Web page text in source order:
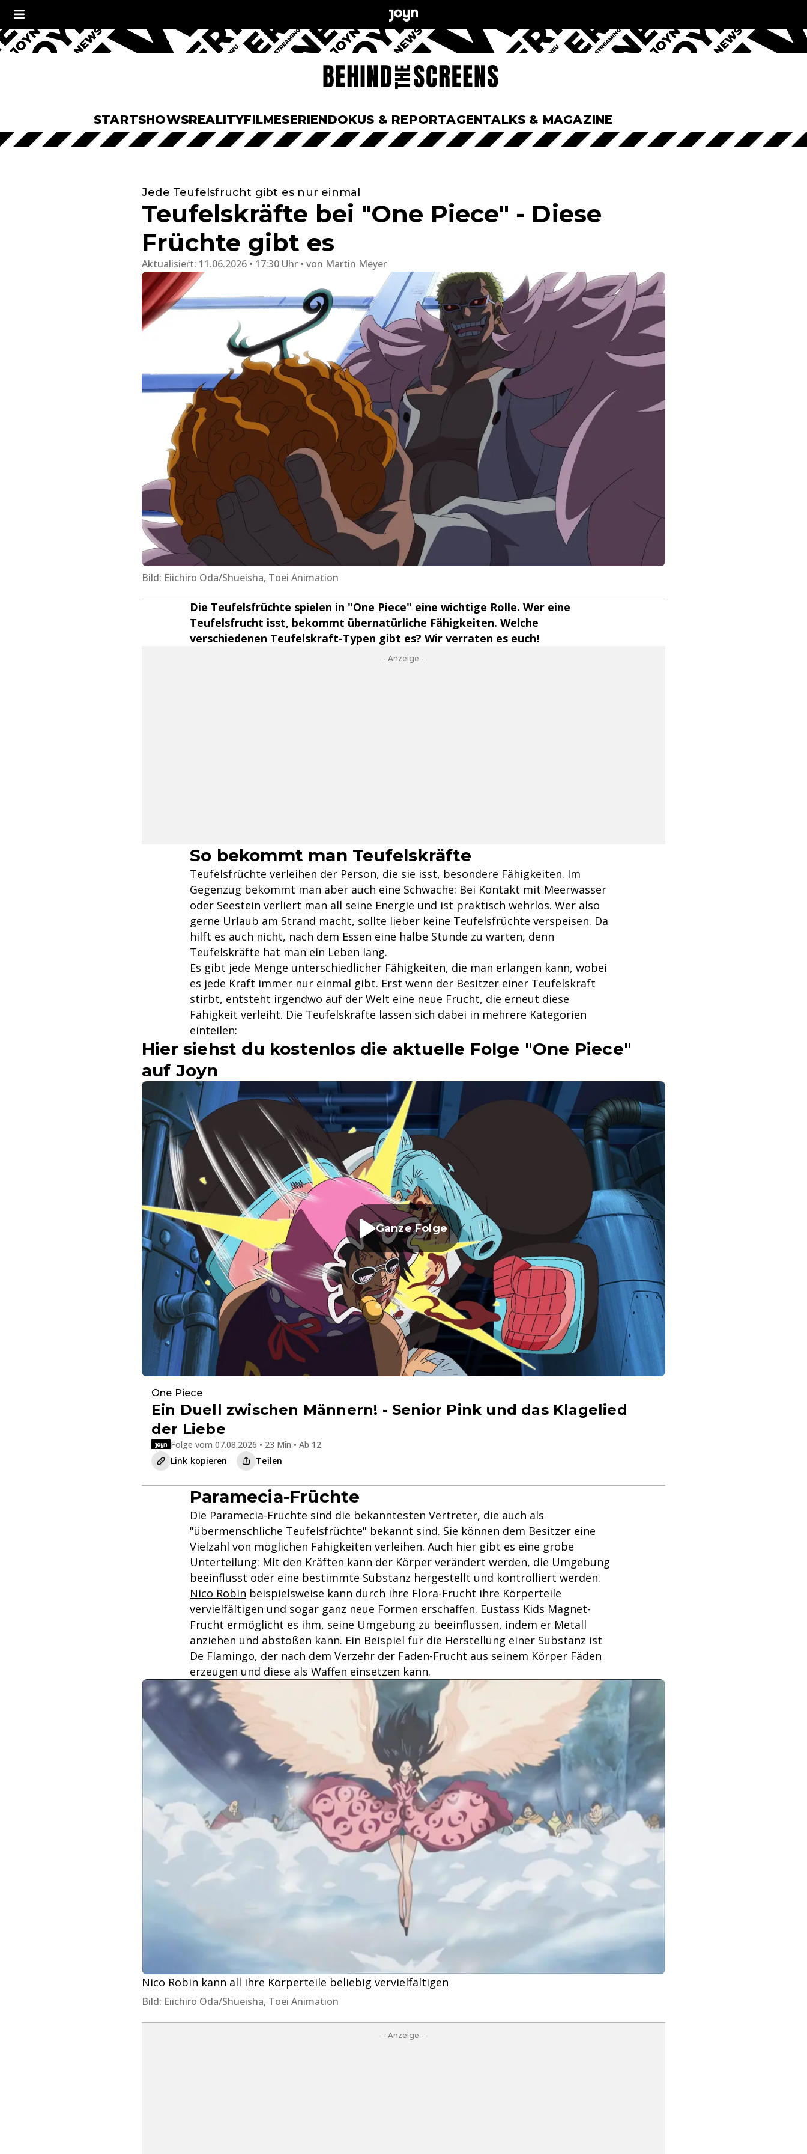
STARTSHOWSREALITYFILMESERIENDOKUS & REPORTAGENTALKS & MAGAZINE
Jede Teufelsfrucht gibt es nur einmal
Teufelskräfte bei "One Piece" - Diese
Früchte gibt es
Aktualisiert: 11.06.2026 • 17:30 Uhr von Martin Meyer
Bild: Eiichiro Oda/Shueisha, Toei Animation
Die Teufelsfrüchte spielen in "One Piece" eine wichtige Rolle. Wer eine
Teufelsfrucht isst, bekommt übernatürliche Fähigkeiten. Welche
verschiedenen Teufelskraft-Typen gibt es? Wir verraten es euch!
- Anzeige -
So bekommt man Teufelskräfte
Teufelsfrüchte verleihen der Person, die sie isst, besondere Fähigkeiten. Im
Gegenzug bekommt man aber auch eine Schwäche: Bei Kontakt mit Meerwasser
oder Seestein verliert man all seine Energie und ist praktisch wehrlos. Wer also
gerne Urlaub am Strand macht, sollte lieber keine Teufelsfrüchte verspeisen. Da
hilft es auch nicht, nach dem Essen eine halbe Stunde zu warten, denn
Teufelskräfte hat man ein Leben lang.
Es gibt jede Menge unterschiedlicher Fähigkeiten, die man erlangen kann, wobei
es jede Kraft immer nur einmal gibt. Erst wenn der Besitzer einer Teufelskraft
stirbt, entsteht irgendwo auf der Welt eine neue Frucht, die erneut diese
Fähigkeit verleiht. Die Teufelskräfte lassen sich dabei in mehrere Kategorien
einteilen:
Hier siehst du kostenlos die aktuelle Folge "One Piece"
auf Joyn
Ganze Folge
One Piece
Ein Duell zwischen Männern! - Senior Pink und das Klagelied
der Liebe
Folge vom 07.08.2026 • 23 Min • Ab 12
Link kopieren
Teilen
Paramecia-Früchte
Die Paramecia-Früchte sind die bekanntesten Vertreter, die auch als
"übermenschliche Teufelsfrüchte" bekannt sind. Sie können dem Besitzer eine
Vielzahl von möglichen Fähigkeiten verleihen. Auch hier gibt es eine grobe
Unterteilung: Mit den Kräften kann der Körper verändert werden, die Umgebung
beeinflusst oder eine bestimmte Substanz hergestellt und kontrolliert werden.
Nico Robin beispielsweise kann durch ihre Flora-Frucht ihre Körperteile
vervielfältigen und sogar ganz neue Formen erschaffen. Eustass Kids Magnet-
Frucht ermöglicht es ihm, seine Umgebung zu beeinflussen, indem er Metall
anziehen und abstoßen kann. Ein Beispiel für die Herstellung einer Substanz ist
De Flamingo, der nach dem Verzehr der Faden-Frucht aus seinem Körper Fäden
erzeugen und diese als Waffen einsetzen kann.
Nico Robin kann all ihre Körperteile beliebig vervielfältigen
Bild: Eiichiro Oda/Shueisha, Toei Animation
- Anzeige -